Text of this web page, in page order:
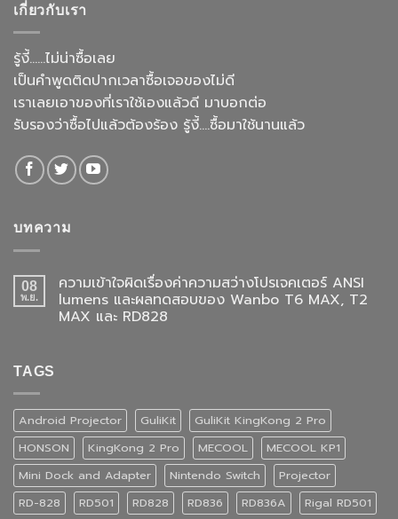
เกี่ยวกับเรา
รู้งี้......ไม่น่าซื้อเลย
เป็นคำพูดติดปากเวลาซื้อเจอของไม่ดี
เราเลยเอาของที่เราใช้เองแล้วดี มาบอกต่อ
รับรองว่าซื้อไปแล้วต้องร้อง รู้งี้....ซื้อมาใช้นานแล้ว
บทความ
08
พ.ย.
ความเข้าใจผิดเรื่องค่าความสว่างโปรเจคเตอร์ ANSI
lumens และผลทดสอบของ Wanbo T6 MAX, T2
MAX และ RD828
TAGS
Android Projector GuliKit
GuliKit KingKong 2 Pro
HONSON
KingKong 2 Pro MECOOL
MECOOL KP1
Mini Dock and Adapter
Nintendo Switch
Projector
RD-828
RD501 RD828 RD836 RD836A Rigal RD501